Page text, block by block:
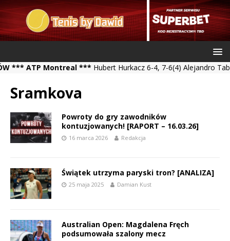
ATP Montreal ***Hubert Hurkacz 6-4, 7-6(4) Alejandro Tabilo
Sramkova
Powroty do gry zawodników
kontuzjowanych! [RAPORT – 16.03.26]
16 marca 2026 Redakcja
Świątek utrzyma paryski tron? [ANALIZA]
25 maja 2025 Damian Kust
Australian Open: Magdalena Fręch
podsumowała szalony mecz